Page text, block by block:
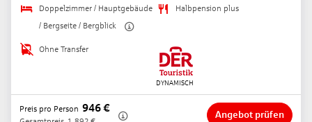
Doppelzimmer / Hauptgebäude
/ Bergseite / Bergblick
Halbpension plus
Ohne Transfer
Preis pro Person 946€
Angebot prüfen